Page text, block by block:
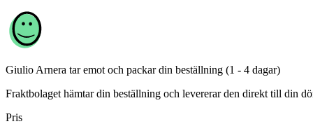
Giulio Arnera tar emot och packar din beställning (1 - 4 dagar)
Fraktbolaget hämtar din beställning och levererar den direkt till din
Pris